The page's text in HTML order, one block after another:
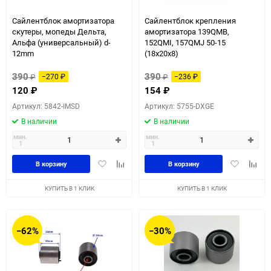
Сайлентблок амортизатора
скутеры, мопеды Дельта,
Альфа (универсальный) d-
12mm
390₽ −270 ₽
120 ₽
Артикул: 5842-IMSD
В наличии
мин.
1
ДобавитьДобавить
В корзину
КУПИТЬ В 1 КЛИК
Сайлентблок крепления
амортизатора 139QMB,
152QMI, 157QMJ 50-15
(18х20х8)
390₽ −236₽
154 ₽
Артикул: 5755-DXGE
В наличии
мин.
1
Добавить
В корзину
КУПИТЬ В 1 КЛИК
−62% −30%